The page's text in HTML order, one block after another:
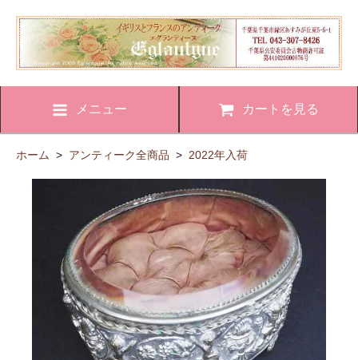
メニュー カートを見る
ホーム > アンティーク全商品 > 2022年入荷